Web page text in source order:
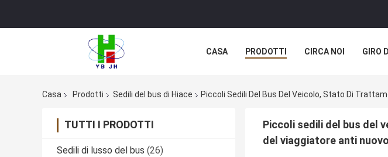
CASA PRODOTTI CIRCA NOI GIRO
Casa Prodotti Sedili del bus di Hiace Piccoli Sedili Del Bus Del Veicolo, Stato Di
TUTTI I PRODOTTI
Sedili di lusso del bus (26)
Piccoli sedili del bus del
del viaggiatore anti nuovo